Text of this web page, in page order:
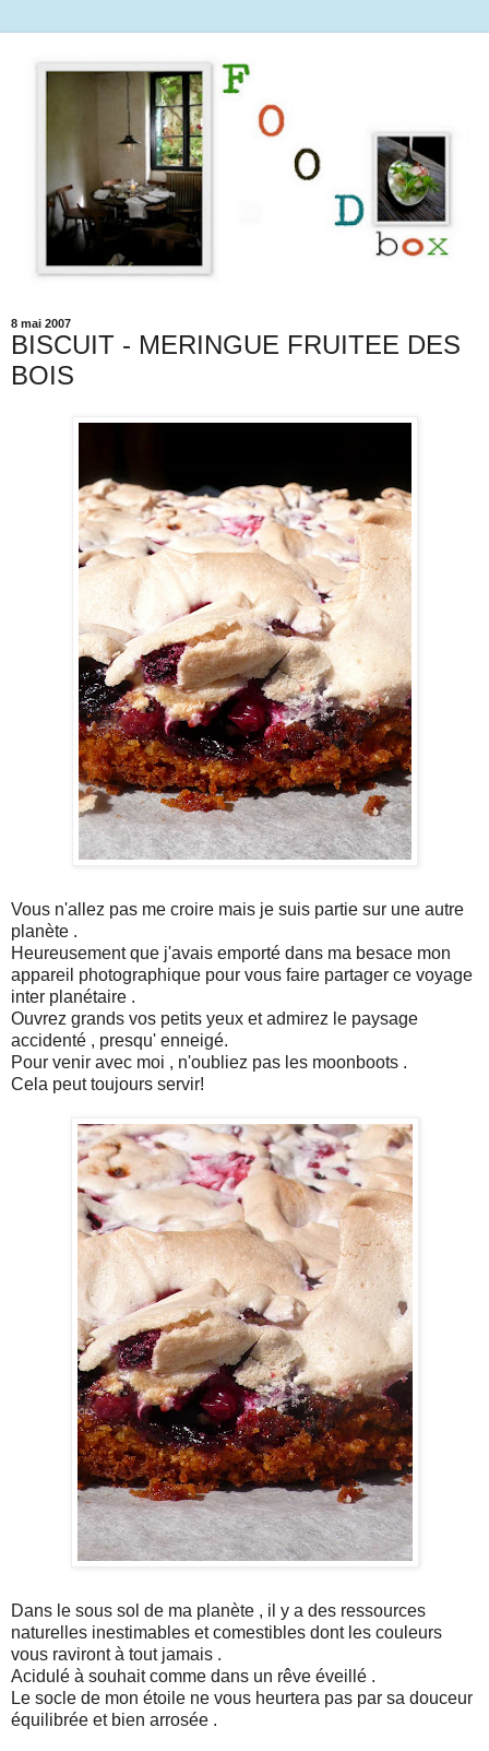
8 mai 2007
BISCUIT - MERINGUE FRUITEE DES
BOIS
Vous n'allez pas me croire mais je suis partie sur une autre
planète .
Heureusement que j'avais emporté dans ma besace mon
appareil photographique pour vous faire partager ce voyage
inter planétaire .
Ouvrez grands vos petits yeux et admirez le paysage
accidenté , presqu' enneigé.
Pour venir avec moi , n'oubliez pas les moonboots .
Cela peut toujours servir!
Dans le sous sol de ma planète , il y a des ressources
naturelles inestimables et comestibles dont les couleurs
vous raviront à tout jamais .
Acidulé à souhait comme dans un rêve éveillé .
Le socle de mon étoile ne vous heurtera pas par sa douceur
équilibrée et bien arrosée .